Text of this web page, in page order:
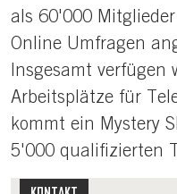
als 60'000
Online Umfragen
Insgesamt verfügen
Arbeitsplätze für
kommt ein Mystery
5'000 qualifizierten